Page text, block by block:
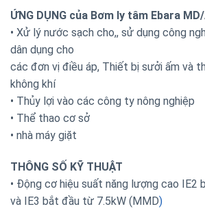
ỨNG DỤNG của Bơm ly tâm Ebara
• Xử lý nước sạch cho,, sử dụng công
dân dụng cho
các đơn vị điều áp, Thiết bị sưởi ấm và
không khí
• Thủy lợi vào các công ty nông nghiệp
• Thể thao cơ sở
• nhà máy giặt
THÔNG SỐ KỸ THUẬT
• Động cơ hiệu suất năng lượng cao IE2
và IE3 bắt đầu từ 7.5kW (MMD)